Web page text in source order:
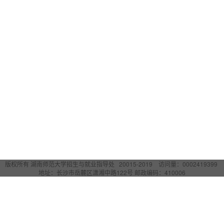
版权所有 湖南师范大学招生与就业指导处 20015-2019 访问量： 0002419399
地址：长沙市岳麓区潇湘中路122号 邮政编码：410006